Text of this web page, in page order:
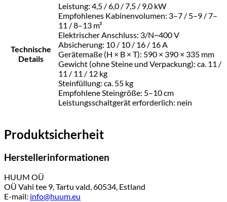
Technische
Details
Leistung: 4,5 / 6,0 / 7,5 / 9,0 kW
Empfohlenes Kabinenvolumen: 3–7 / 5–9 / 7–
11 / 8–13 m³
Elektrischer Anschluss: 3/N~400 V
Absicherung: 10 / 10 / 16 / 16 A
Gerätemaße (H × B × T): 590 × 390 × 335 mm
Gewicht (ohne Steine und Verpackung): ca. 11 /
11 / 11 / 12 kg
Steinfüllung: ca. 55 kg
Empfohlene Steingröße: 5–10 cm
Leistungsschaltgerät erforderlich: nein
Produktsicherheit
Herstellerinformationen
HUUM OÜ
OÜ Vahi tee 9, Tartu vald, 60534, Estland
E-mail: info@huum.eu